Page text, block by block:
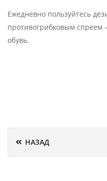
Ежедневно пользуйтесь
противогрибковым спреем
обувь.
НАЗАД